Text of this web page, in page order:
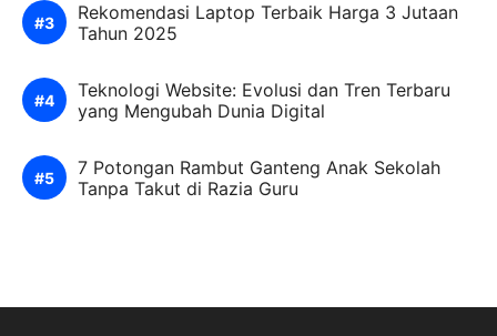
Rekomendasi Laptop Terbaik Harga 3 Jutaan
Tahun 2025
Teknologi Website: Evolusi dan Tren Terbaru
yang Mengubah Dunia Digital
7 Potongan Rambut Ganteng Anak Sekolah
Tanpa Takut di Razia Guru